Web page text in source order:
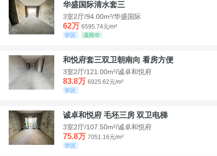
华盛国际清水套三
3室2厅/94.00m²/华盛国际
62万 6595.74元/m²
学区
满两年
和悦府套三双卫朝南向 看房方便
3室2厅/121.00m²/诚卓和悦府
83.8万 6925.62元/m²
学区
诚卓和悦府 毛坯三房 双卫电梯
3室2厅/107.50m²/诚卓和悦府
75.8万 7051.16元/m²
学区